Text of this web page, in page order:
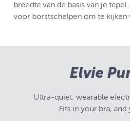
breedte van de basis van je
voor borstschelpen om te kijken
Elvie
Ultra-quiet, wearable
Fits in your bra, and